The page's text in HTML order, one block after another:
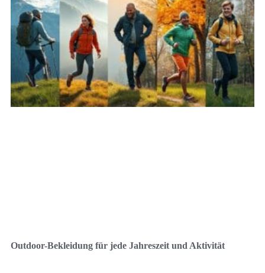
Outdoor-Bekleidung für jede Jahreszeit und Aktivität